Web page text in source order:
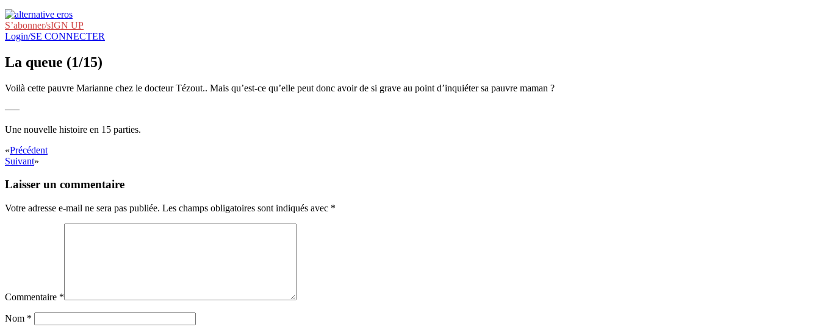
S’abonner/sIGN UP
Login/SE CONNECTER
La queue (1/15)
Voilà cette pauvre Marianne chez le docteur Tézout.. Mais qu’est-ce qu’elle peut donc avoir de si grave au point d’inquiéter sa pauvre maman ?
—–
Une nouvelle histoire en 15 parties.
«Précédent
Suivant»
Laisser un commentaire
Votre adresse e-mail ne sera pas publiée. Les champs obligatoires sont indiqués avec *
Commentaire *
Nom *